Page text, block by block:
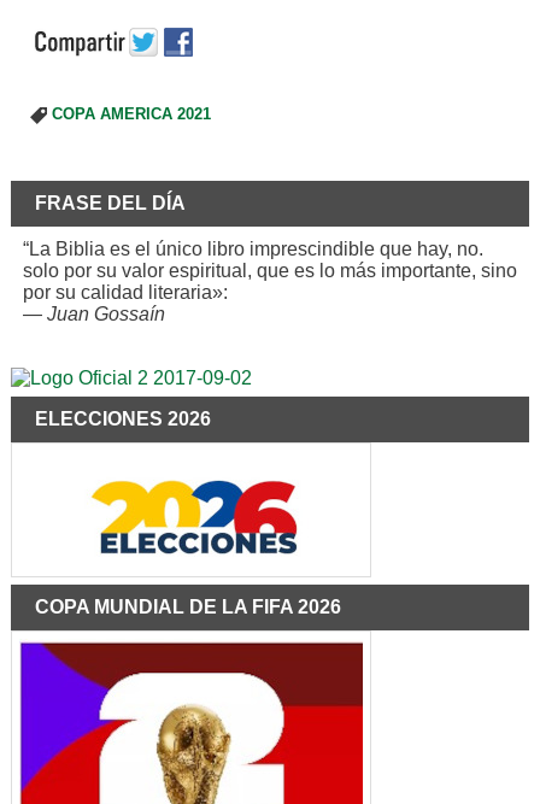
COPA AMERICA 2021
FRASE DEL DÍA
“La Biblia es el único libro imprescindible que hay, no.
solo por su valor espiritual, que es lo más importante, sino
por su calidad literaria»:
— Juan Gossaín
ELECCIONES 2026
COPA MUNDIAL DE LA FIFA 2026